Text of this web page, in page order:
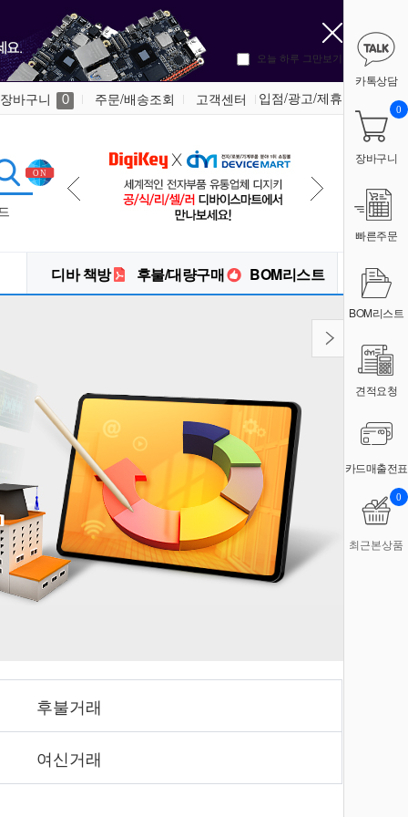
오늘 하루 그만보기
장바구니 0 주문/배송조회 고객센터 입점/광고/제휴
디바 책방 후불/대량구매 BOM리스트
카톡상담
장바구니
0
빠른주문
BOM리스트
견적요청
카드매출전표
최근본상품
0
후불거래
여신거래